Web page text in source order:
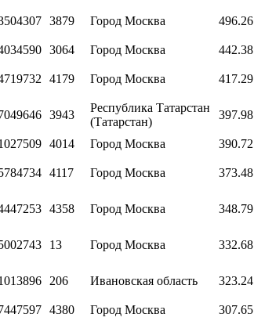
3879 Город Москва 496.26
3064 Город Москва 442.38
4179 Город Москва 417.29
3943
Республика Татарстан
(Татарстан)
397.98
4014 Город Москва 390.72
4117 Город Москва 373.48
4358 Город Москва 348.79
13 Город Москва 332.68
206 Ивановская область 323.24
4380 Город Москва 307.65